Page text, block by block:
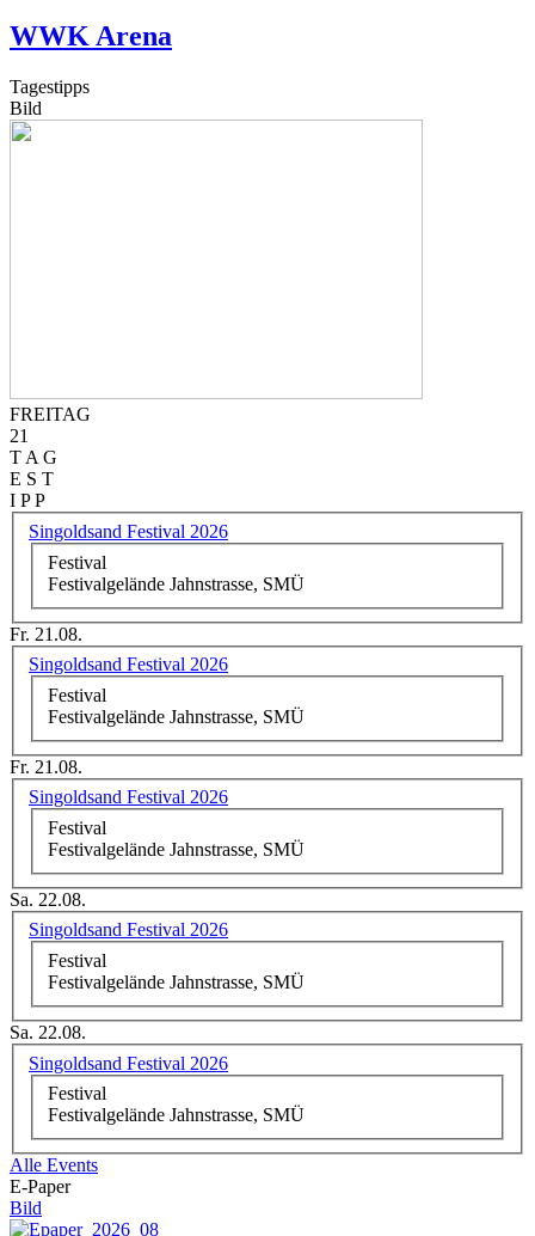
WWK Arena
Tagestipps
Bild
FREITAG
21
T A G
E S T
I P P
Singoldsand Festival 2026
Festival
Festivalgelände Jahnstrasse, SMÜ
Fr. 21.08.
Singoldsand Festival 2026
Festival
Festivalgelände Jahnstrasse, SMÜ
Fr. 21.08.
Singoldsand Festival 2026
Festival
Festivalgelände Jahnstrasse, SMÜ
Sa. 22.08.
Singoldsand Festival 2026
Festival
Festivalgelände Jahnstrasse, SMÜ
Sa. 22.08.
Singoldsand Festival 2026
Festival
Festivalgelände Jahnstrasse, SMÜ
Alle Events
E-Paper
Bild